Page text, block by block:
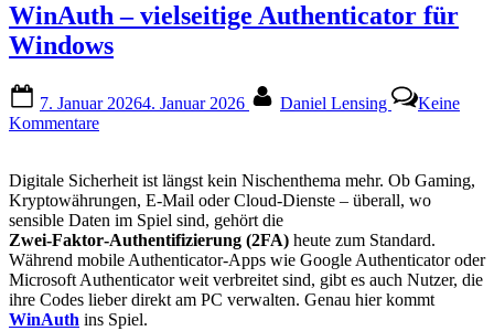
WinAuth – vielseitige Authenticator für
Windows
on
7. Januar 20264. Januar 2026 Daniel Lensing
Keine
Kommentarezu
vielseitige
Authenticator
für
Windows
Digitale Sicherheit ist längst kein Nischenthema mehr. Ob Gaming,
Kryptowährungen, E‑Mail oder Cloud‑Dienste – überall, wo
sensible Daten im Spiel sind, gehört die
Zwei‑Faktor‑Authentifizierung (2FA) heute zum Standard.
Während mobile Authenticator‑Apps wie Google Authenticator oder
Microsoft Authenticator weit verbreitet sind, gibt es auch Nutzer, die
ihre Codes lieber direkt am PC verwalten. Genau hier kommt
WinAuth ins Spiel.